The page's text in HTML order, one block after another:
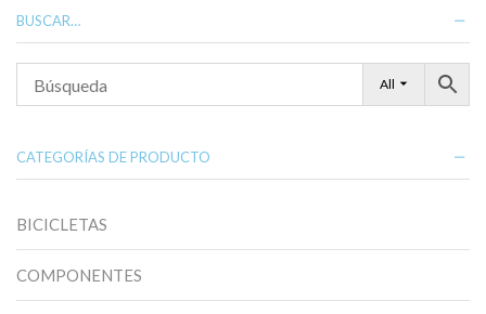
BUSCAR…
All
CATEGORÍAS DE PRODUCTO
BICICLETAS
COMPONENTES